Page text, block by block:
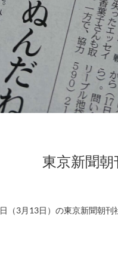
東京新聞
本日（3月13日）の東京新聞朝